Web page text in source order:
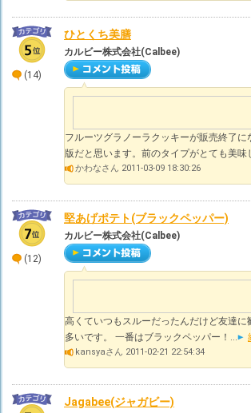
(14)
ひとくち美膳
カルビー株式会社(Calbee)
フルーツグラノーラクッキーが販売終了
版だと思います。前のタイプがとても美味
かわなさん 2011-03-09 18:30:26
(12)
堅あげポテト(ブラックペッパー)
カルビー株式会社(Calbee)
高くていつもスルーだったんだけど友達
多いです。 一番はブラックペッパー！...
kansyaさん 2011-02-21 22:54:34
Jagabee(ジャガビー)